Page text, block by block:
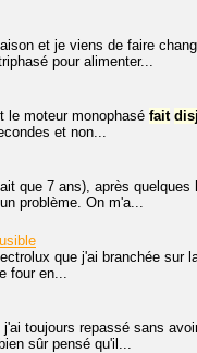
et je viens de faire
pour alimenter...
le moteur monophasé fait
et non...
que 7 ans), après
problème. On m'a...
que j'ai branchée sur
four en...
toujours repassé sans
sûr pensé qu'il...